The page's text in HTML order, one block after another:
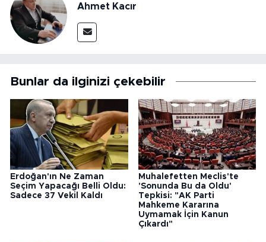
Ahmet Kacır
Bunlar da ilginizi çekebilir
Erdoğan'ın Ne Zaman
Seçim Yapacağı Belli Oldu:
Sadece 37 Vekil Kaldı
Muhalefetten Meclis'te
'Sonunda Bu da Oldu'
Tepkisi: "AK Parti
Mahkeme Kararına
Uymamak İçin Kanun
Çıkardı"